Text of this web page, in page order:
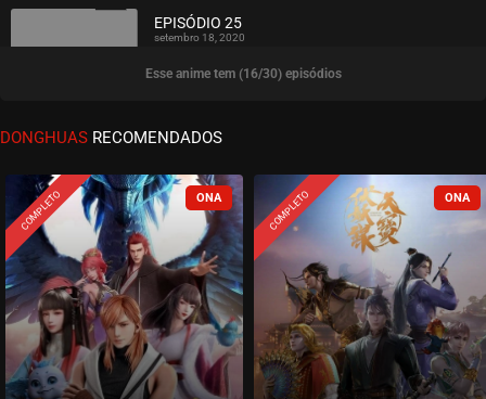
ASSISTIDO
EPISÓDIO 25
setembro 18, 2020
ASSISTIDO
EPISÓDIO 24
ASSISTIDO
EPISÓDIO 23
setembro 18, 2020
EPISÓDIO 22
setembro 18, 2020
Esse anime tem (16/30) episódios
DONGHUAS RECOMENDADOS
COMPLETO COMPLETO